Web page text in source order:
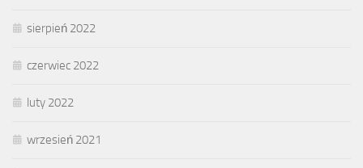
sierpień 2022
czerwiec 2022
luty 2022
wrzesień 2021